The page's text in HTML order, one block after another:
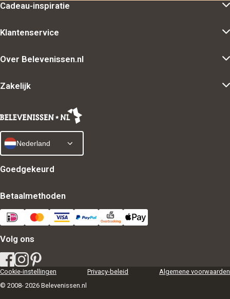
Cadeau-inspiratie
Klantenservice
Over Belevenissen.nl
Zakelijk
Nederland
Goedgekeurd
Betaalmethoden
Volg ons
Cookie-instellingen Privacy-beleid
Algemene voorwaarden
© 2008- 2026 Belevenissen.nl